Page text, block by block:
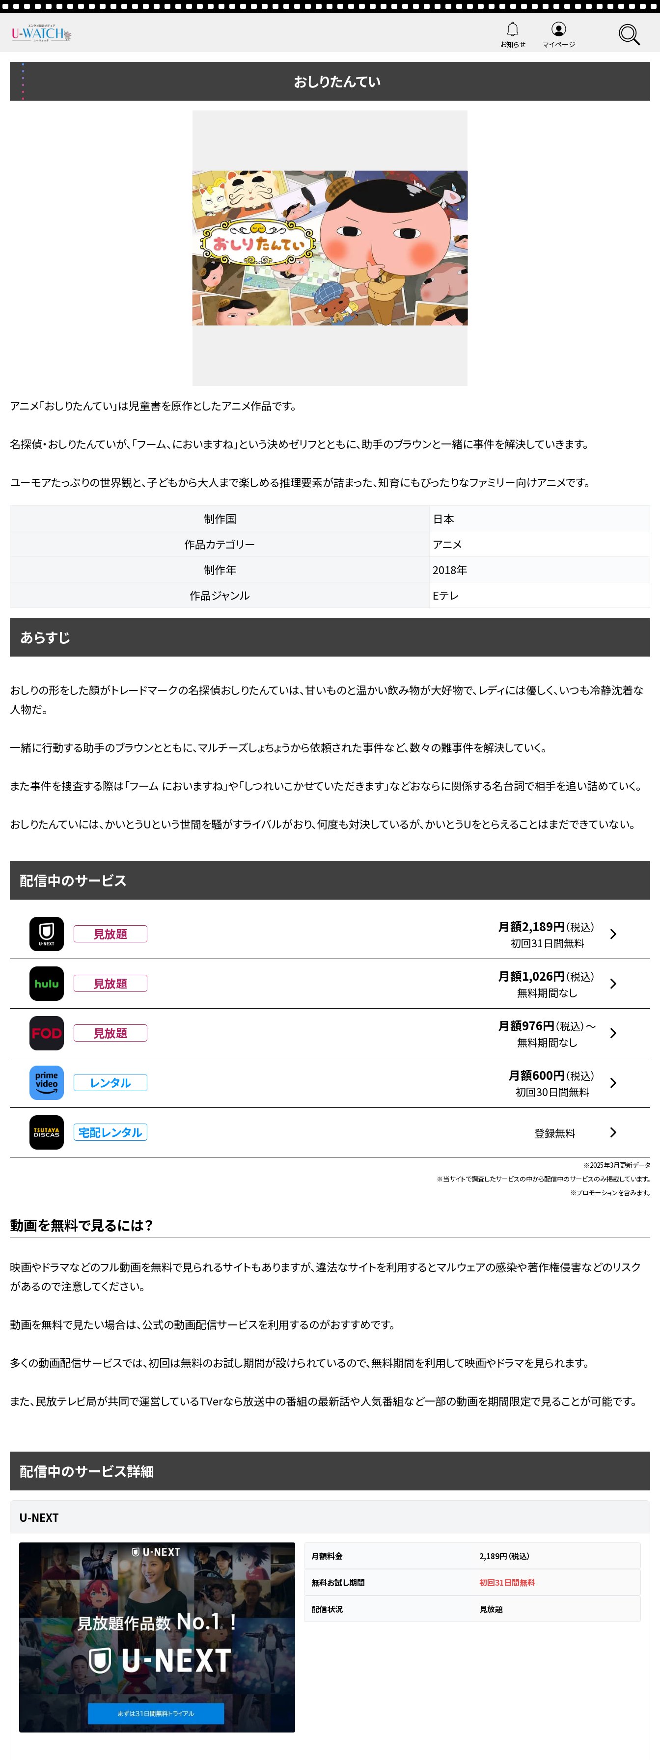
お知らせ マイページ
おしりたんてい
アニメ「おしりたんてい」は児童書を原作としたアニメ作品です。
名探偵・おしりたんていが、「フーム、においますね」という決めゼリフとともに、助手のブラウンと一緒に事件を解決していきます。
ユーモアたっぷりの世界観と、子どもから大人まで楽しめる推理要素が詰まった、知育にもぴったりなファミリー向けアニメです。
制作国
日本
作品カテゴリー
アニメ
制作年
2018年
作品ジャンル
Eテレ
あらすじ
おしりの形をした顔がトレードマークの名探偵おしりたんていは、甘いものと温かい飲み物が大好物で、レディには優しく、いつも冷静沈着な
人物だ。
一緒に行動する助手のブラウンとともに、マルチーズしょちょうから依頼された事件など、数々の難事件を解決していく。
また事件を捜査する際は「フーム においますね」や「しつれいこかせていただきます」などおならに関係する名台詞で相手を追い詰めていく。
おしりたんていには、かいとうUという世間を騒がすライバルがおり、何度も対決しているが、かいとうUをとらえることはまだできていない。
配信中のサービス
見放題 月額2,189円（税込）
初回31日間無料
見放題 月額1,026円（税込）
無料期間なし
見放題 月額976円（税込）～
無料期間なし
レンタル 月額600円（税込）
初回30日間無料
宅配レンタル 登録無料
※2025年3月更新データ
※当サイトで調査したサービスの中から配信中のサービスのみ掲載しています。
※プロモーションを含みます。
動画を無料で見るには？
映画やドラマなどのフル動画を無料で見られるサイトもありますが、違法なサイトを利用するとマルウェアの感染や著作権侵害などのリスク
があるので注意してください。
動画を無料で見たい場合は、公式の動画配信サービスを利用するのがおすすめです。
多くの動画配信サービスでは、初回は無料のお試し期間が設けられているので、無料期間を利用して映画やドラマを見られます。
また、民放テレビ局が共同で運営しているTVerなら放送中の番組の最新話や人気番組など一部の動画を期間限定で見ることが可能です。
配信中のサービス詳細
U-NEXT
月額料金 2,189円（税込）
無料お試し期間 初回31日間無料
配信状況 見放題